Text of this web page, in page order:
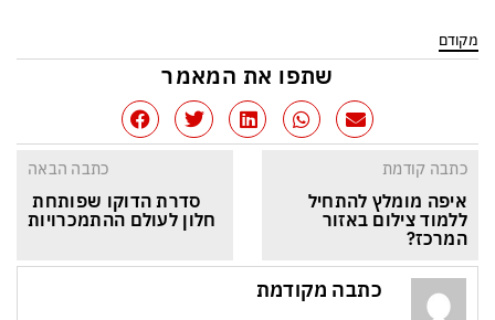
מקודם
שתפו את המאמר
כתבה קודמת
איפה מומלץ להתחיל
ללמוד צילום באזור
המרכז?
כתבה הבאה
סדרת הדוקו שפותחת
חלון לעולם ההתמכרויות
כתבה מקודמת